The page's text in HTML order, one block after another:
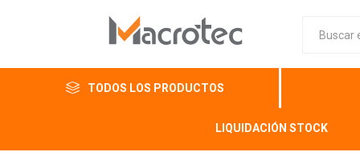
TODOS LOS PRODUCTOS
LIQUIDACIÓN STOCK